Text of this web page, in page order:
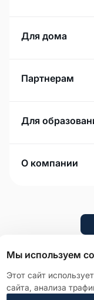
Для дома
Партнерам
Для
О компании
Лицензионное
Политика в отношении
Мы используем
Этот сайт
сайта, анализа